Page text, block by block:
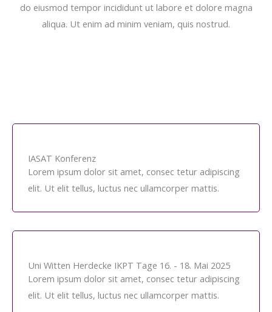
do eiusmod tempor incididunt ut labore et dolore magna
aliqua. Ut enim ad minim veniam, quis nostrud.
IASAT Konferenz
Lorem ipsum dolor sit amet, consec tetur adipiscing
elit. Ut elit tellus, luctus nec ullamcorper mattis.
Uni Witten Herdecke IKPT Tage 16. - 18. Mai 2025
Lorem ipsum dolor sit amet, consec tetur adipiscing
elit. Ut elit tellus, luctus nec ullamcorper mattis.